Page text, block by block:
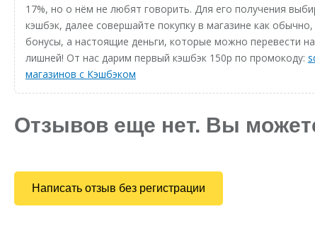
17%, но о нём не любят говорить. Для его получения
кэшбэк, далее совершайте покупку в магазине как
бонусы, а настоящие деньги, которые можно перевести
лишней! От нас дарим первый кэшбэк 150р по промокоду:
магазинов с Кэшбэком
Отзывов еще нет. Вы
Написать отзыв без регистрации